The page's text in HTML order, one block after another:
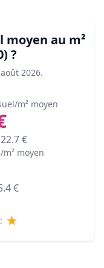
moyen au m²
?
2026.
m² moyen
22.7€
moyen
€